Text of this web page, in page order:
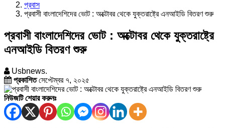
প্রবাস
প্রবাসী বাংলাদেশিদের ভোট : অক্টোবর থেকে যুক্তরাষ্ট্রে এনআইডি বিতরণ শুরু
প্রবাসী বাংলাদেশিদের ভোট : অক্টোবর থেকে যুক্তরাষ্ট্রে
এনআইডি বিতরণ শুরু
Usbnews.
প্রকাশিতসেপ্টেম্বর ৭, ২০২৫
নিউজটি শেয়ার করুনঃ